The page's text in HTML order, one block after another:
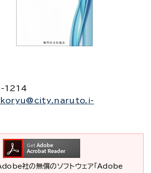
1214
社の無償のソフトウェア「Adobe